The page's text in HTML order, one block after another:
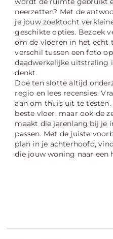
neerzetten? Met de
je jouw zoektocht
geschikte opties. Bezoek
om de vloeren in het echt
verschil tussen een foto
daadwerkelijke uitstraling
denkt.
Doe ten slotte altijd
regio en lees recensies.
aan om thuis uit te
beste vloer, maar ook de
maakt die jarenlang bij je
passen. Met de juiste
plan in je achterhoofd,
die jouw woning naar een